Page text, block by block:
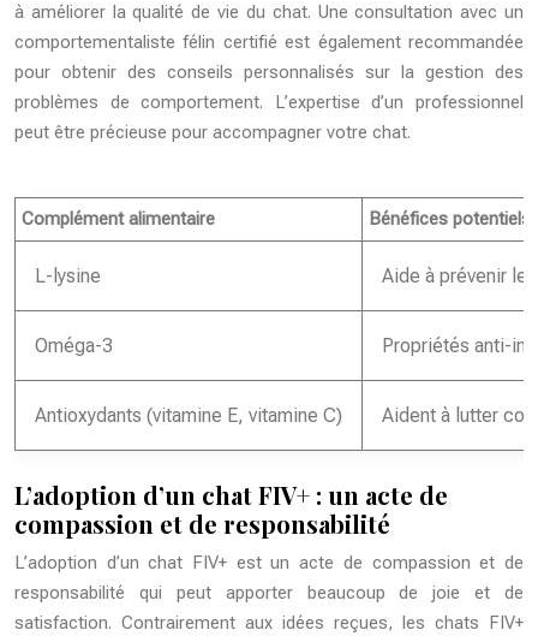
à améliorer la qualité de vie du chat. Une consultation avec un
comportementaliste félin certifié est également recommandée
pour obtenir des conseils personnalisés sur la gestion des
problèmes de comportement. L’expertise d’un professionnel
peut être précieuse pour accompagner votre chat.
Complément alimentaire Bénéfices potentiels
L-lysine Aide à prévenir
Oméga-3 Propriétés anti-
Antioxydants (vitamine E, vitamine C) Aident à lutter
L’adoption d’un chat FIV+ : un acte de
compassion et de responsabilité
L’adoption d’un chat FIV+ est un acte de compassion et de
responsabilité qui peut apporter beaucoup de joie et de
satisfaction. Contrairement aux idées reçues, les chats FIV+